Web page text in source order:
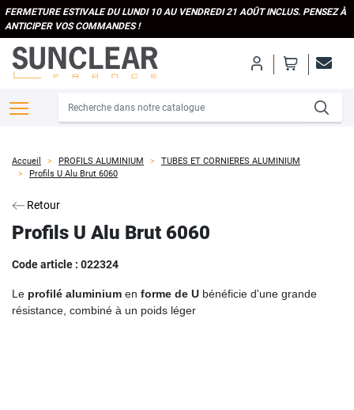
FERMETURE ESTIVALE DU LUNDI 10 AU VENDREDI 21 AOÛT INCLUS. PENSEZ À
ANTICIPER VOS COMMANDES !
Accueil PROFILS ALUMINIUM
TUBES ET CORNIERES ALUMINIUM
Profils U Alu Brut 6060
Retour
Profils U Alu Brut 6060
Code article : 022324
Le profilé aluminium en forme de U bénéficie d'une grande
résistance, combiné à un poids léger